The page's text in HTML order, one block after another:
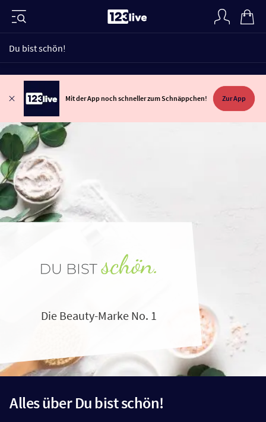
Du bist schön!
Mit der App noch schneller zum Schnäppchen! Zur App
Die Beauty-Marke No. 1
Alles über Du bist schön!